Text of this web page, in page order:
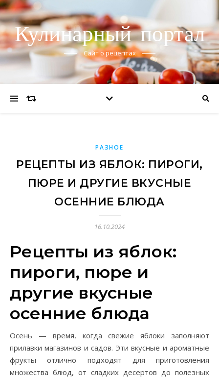
Кулинарный портал
Сайт о рецептах
РАЗНОЕ
РЕЦЕПТЫ ИЗ ЯБЛОК: ПИРОГИ,
ПЮРЕ И ДРУГИЕ ВКУСНЫЕ
ОСЕННИЕ БЛЮДА
16.10.2024
Рецепты из яблок:
пироги, пюре и
другие вкусные
осенние блюда
Осень — время, когда свежие яблоки заполняют
прилавки магазинов и садов. Эти вкусные и ароматные
фрукты отлично подходят для приготовления
множества блюд, от сладких десертов до полезных